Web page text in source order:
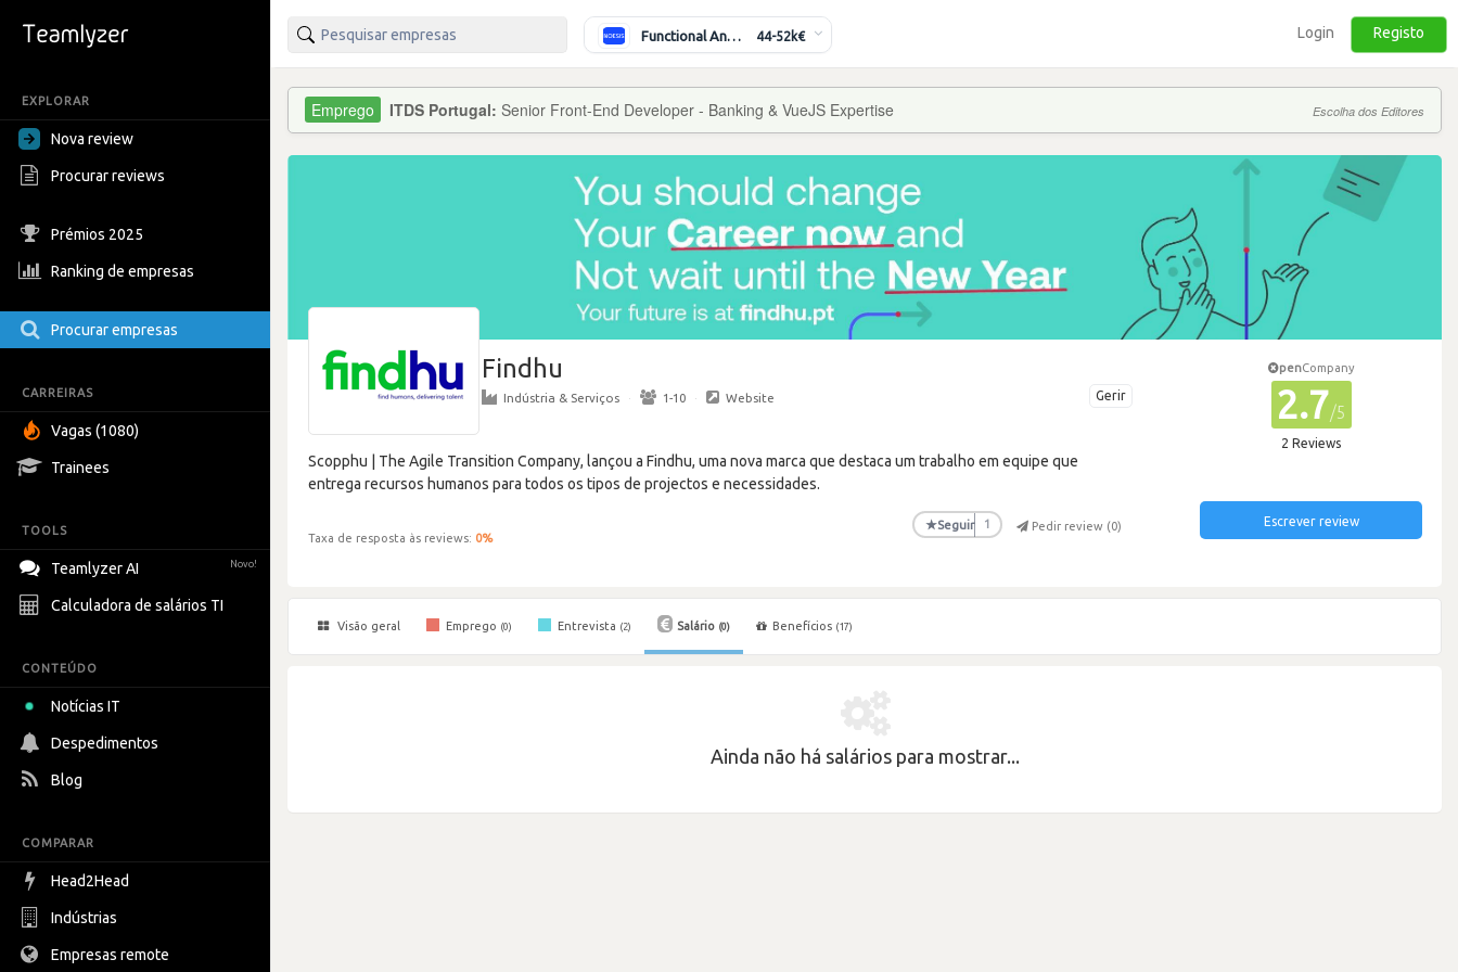
EXPLORAR
Nova review
Procurar reviews
Prémios 2025
Ranking de empresas
Procurar empresas
CARREIRAS
Vagas (1080)
Trainees
TOOLS
Teamlyzer AI Novo!
Calculadora de salários TI
CONTEÚDO
Notícias IT
Despedimentos
Blog
COMPARAR
Head2Head
Indústrias
Empresas remote
Functional Analyst (Banking) 44-52k€ Login Registo
ITDS Portugal: Senior Front-End Developer - Banking & VueJS Expertise Escolha dos Editores
Findhu
Gerir
Indústria & Serviços · 1-10 · Website
Scopphu | The Agile Transition Company, lançou a Findhu, uma nova marca que destaca um trabalho em equipe que
entrega recursos humanos para todos os tipos de projectos e necessidades.
Taxa de resposta às reviews: 0%
★Seguir 1 Pedir review (0)
penCompany
2.7/5
2 Reviews
Escrever review
Visão geral Emprego (0) Entrevista (2) Salário (0) Benefícios (17)
Ainda não há salários para mostrar...